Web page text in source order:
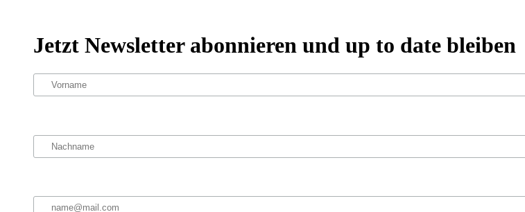
Jetzt Newsletter abonnieren und up to date bleiben